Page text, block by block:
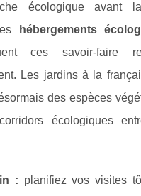
écologique avant
hébergements
ces savoir-faire
Les jardins à la
des espèces
écologiques
: planifiez vos visites